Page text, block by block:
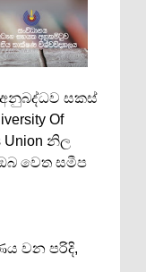
සකස්
Of
Union නිල
වෙත සමීප
වන පරිදි,